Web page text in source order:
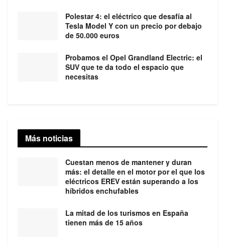
Polestar 4: el eléctrico que desafía al
Tesla Model Y con un precio por debajo
de 50.000 euros
Probamos el Opel Grandland Electric: el
SUV que te da todo el espacio que
necesitas
Más noticias
Cuestan menos de mantener y duran
más: el detalle en el motor por el que los
eléctricos EREV están superando a los
híbridos enchufables
La mitad de los turismos en España
tienen más de 15 años